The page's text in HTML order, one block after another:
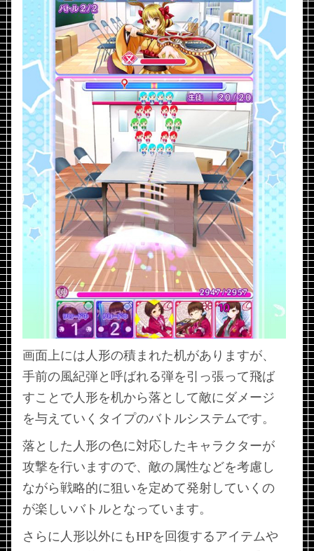
画面上には人形の積まれた机がありますが、
手前の風紀弾と呼ばれる弾を引っ張って飛ば
すことで人形を机から落として敵にダメージ
を与えていくタイプのバトルシステムです。
落とした人形の色に対応したキャラクターが
攻撃を行いますので、敵の属性などを考慮し
ながら戦略的に狙いを定めて発射していくの
が楽しいバトルとなっています。
さらに人形以外にもHPを回復するアイテムや